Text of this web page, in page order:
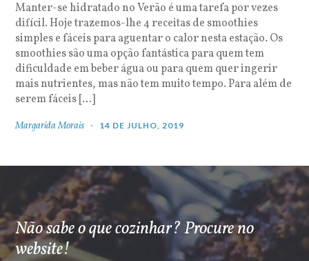
Manter-se hidratado no Verão é uma tarefa por vezes
difícil. Hoje trazemos-lhe 4 receitas de smoothies
simples e fáceis para aguentar o calor nesta estação. Os
smoothies são uma opção fantástica para quem tem
dificuldade em beber água ou para quem quer ingerir
mais nutrientes, mas não tem muito tempo. Para além de
serem fáceis […]
Margarida Morais 14 DE JULHO, 2019
Não sabe o que cozinhar? Procure no
website!